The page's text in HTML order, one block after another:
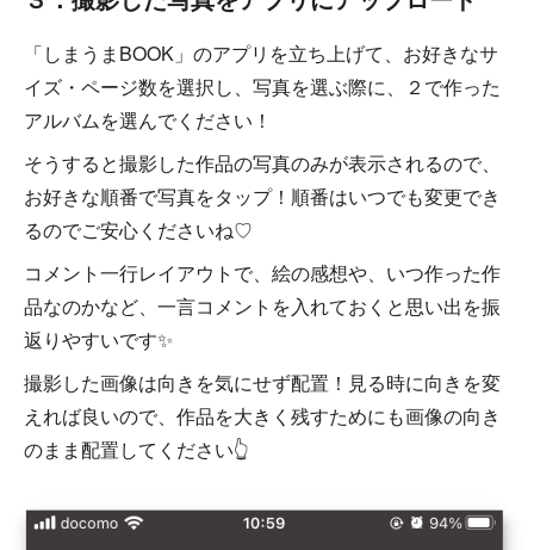
「しまうまBOOK」のアプリを立ち上げて、お好きなサ
イズ・ページ数を選択し、写真を選ぶ際に、２で作った
アルバムを選んでください！
そうすると撮影した作品の写真のみが表示されるので、
お好きな順番で写真をタップ！順番はいつでも変更でき
るのでご安心くださいね♡
コメント一行レイアウトで、絵の感想や、いつ作った作
品なのかなど、一言コメントを入れておくと思い出を振
返りやすいです✨
撮影した画像は向きを気にせず配置！見る時に向きを変
えれば良いので、作品を大きく残すためにも画像の向き
のまま配置してください👆